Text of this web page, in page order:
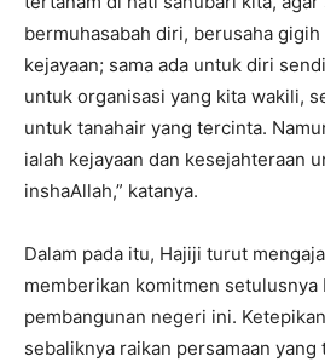
bermuhasabah diri, berusaha gigih
kejayaan; sama ada untuk diri
untuk organisasi yang kita wakili,
untuk tanahair yang tercinta.
ialah kejayaan dan kesejahteraan
inshaAllah,” katanya.
Dalam pada itu, Hajiji turut
memberikan komitmen setulusnya
pembangunan negeri ini.
sebaliknya raikan persamaan yang